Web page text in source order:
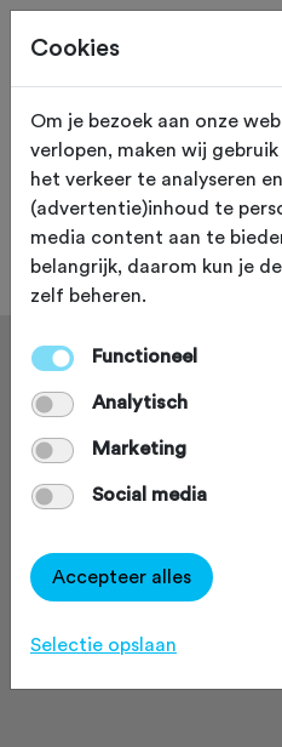
ETEN EN DRINKEN
Cafe 't Dorp
Cookies
Om je bezoek aan onze
verlopen, maken wij
het verkeer te analyseren
(advertentie)inhoud te
media content aan te
belangrijk, daarom kun je
zelf beheren.
Functioneel
Analytisch
Marketing
Social media
Accepteer alles
Selectie opslaan